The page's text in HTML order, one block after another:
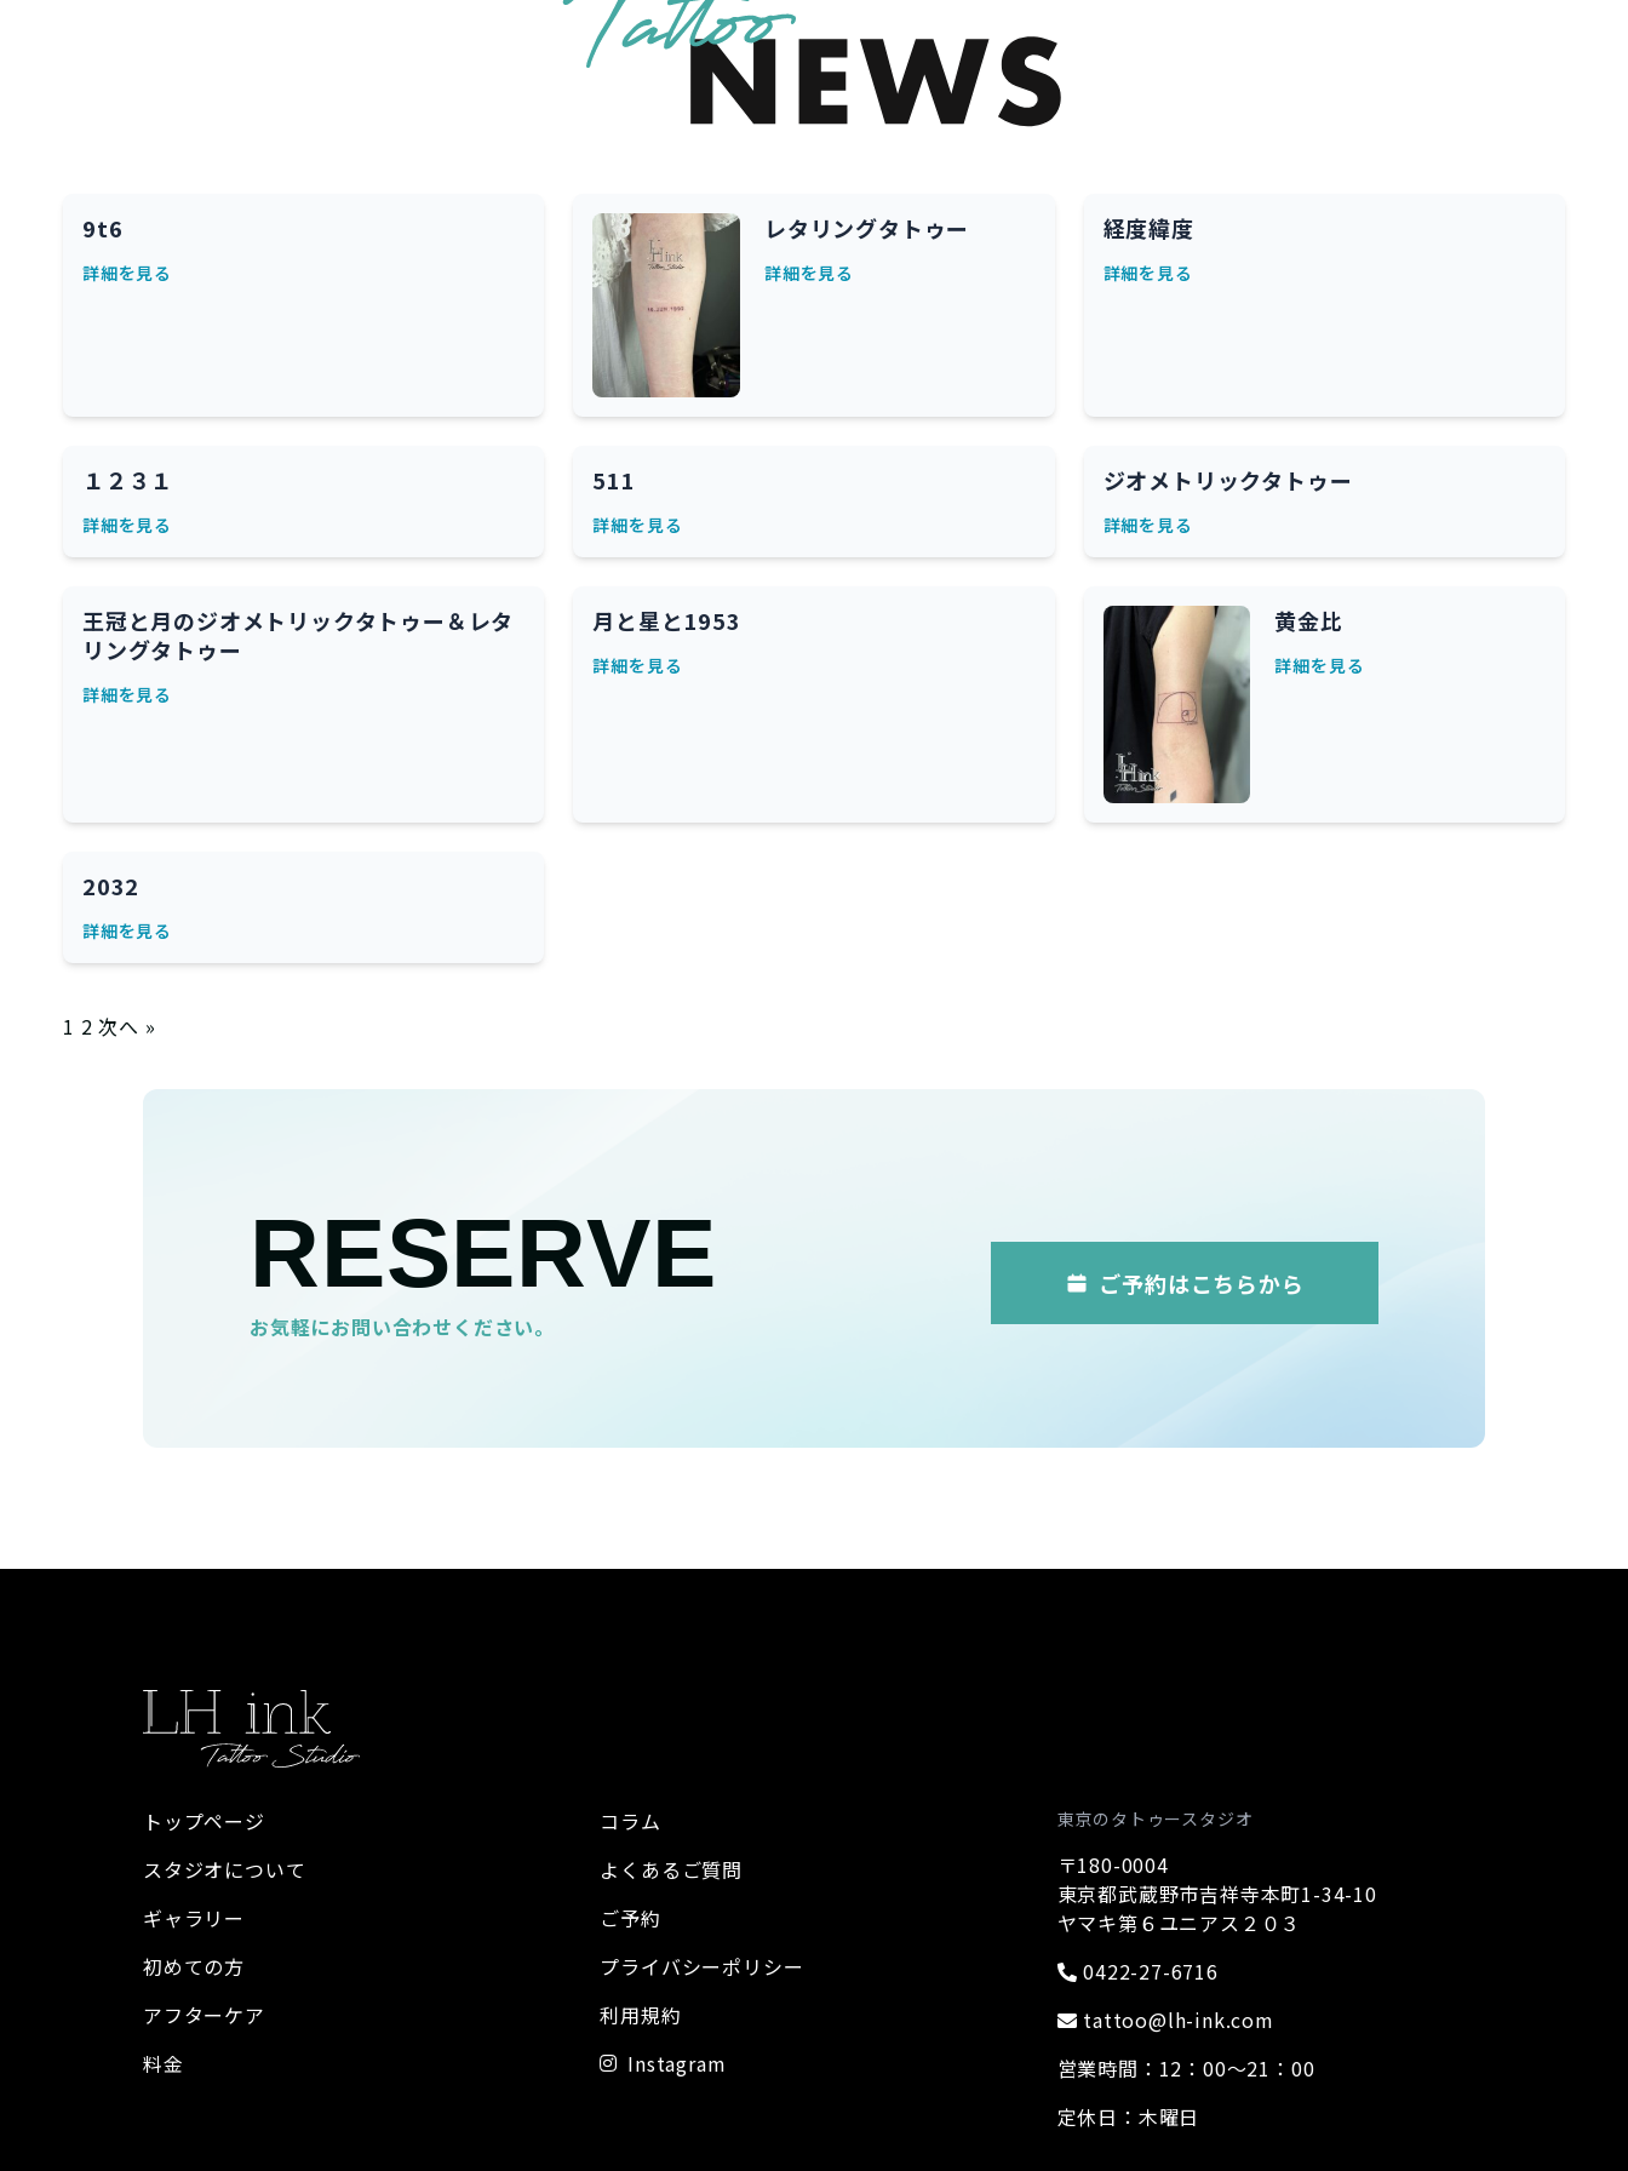
9t6
詳細を見る
レタリングタトゥー
詳細を見る
経度緯度
詳細を見る
１２３１
詳細を見る
511
詳細を見る
ジオメトリックタトゥー
詳細を見る
王冠と月のジオメトリックタトゥー＆レタ
リングタトゥー
詳細を見る
月と星と1953
詳細を見る
黄金比
詳細を見る
2032
詳細を見る
投
1 2 次へ »
RESERVE
お気軽にお問い合わせください。
ご予約はこちらから
トップページ
スタジオについて
ギャラリー
初めての方
アフターケア
料金
コラム
よくあるご質問
ご予約
プライバシーポリシー
利用規約
Instagram
東京のタトゥースタジオ
〒180-0004
東京都武蔵野市吉祥寺本町1-34-10
ヤマキ第６ユニアス２０３
0422-27-6716
tattoo@lh-ink.com
営業時間：12：00～21：00
定休日：木曜日